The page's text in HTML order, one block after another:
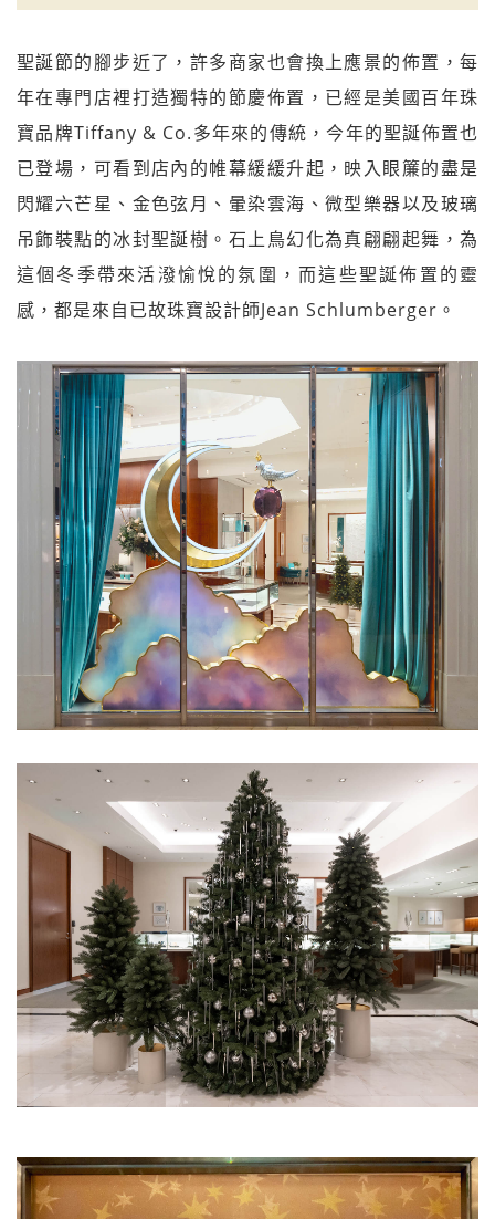
聖誕節的腳步近了，許多商家也會換上應景的佈置，每
年在專門店裡打造獨特的節慶佈置，已經是美國百年珠
寶品牌Tiffany & Co.多年來的傳統，今年的聖誕佈置也
已登場，可看到店內的帷幕緩緩升起，映入眼簾的盡是
閃耀六芒星、金色弦月、暈染雲海、微型樂器以及玻璃
吊飾裝點的冰封聖誕樹。石上鳥幻化為真翩翩起舞，為
這個冬季帶來活潑愉悅的氛圍，而這些聖誕佈置的靈
感，都是來自已故珠寶設計師Jean Schlumberger。